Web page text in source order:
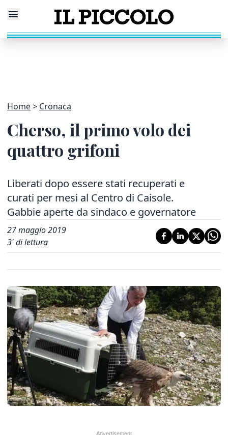
Home Cronaca
Cherso, il primo volo dei
quattro grifoni
Liberati dopo essere stati recuperati e
curati per mesi al Centro di Caisole.
Gabbie aperte da sindaco e governatore
27 maggio 2019
3' di lettura